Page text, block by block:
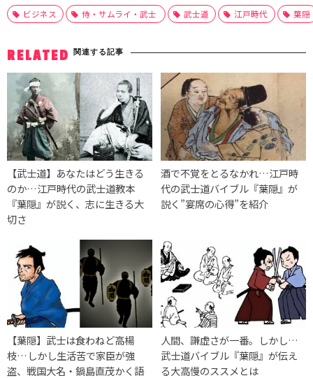
ビジネス 侍・サムライ・武士 武士道 江戸時代 葉隠
RELATED 関連する記事
【武士道】あなたはどう生きる
のか…江戸時代の武士道教本
『葉隠』が説く、志に生きる大
切さ
酒で不覚をとるなかれ…江戸時
代の武士道バイブル『葉隠』が
説く”宴席の心得”を紹介
【葉隠】武士は食わねど高楊
枝…しかし生活苦で家臣が強
盗、戦国大名・鍋島直茂かく語
人間、謙虚さが一番。しかし…
武士道バイブル『葉隠』が伝え
る大高慢のススメとは